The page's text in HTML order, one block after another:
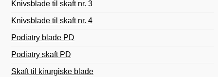
Knivsblade til skaft nr. 3
Knivsblade til skaft nr. 4
Podiatry blade PD
Podiatry skaft PD
Skaft til kirurgiske blade